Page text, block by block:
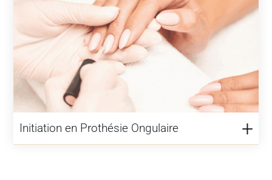
Initiation en Prothésie Ongulaire